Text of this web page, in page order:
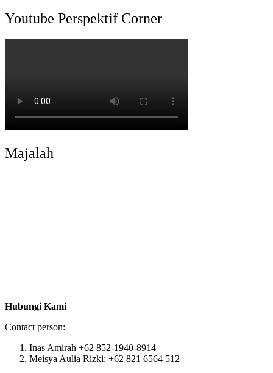
Youtube Perspektif Corner
Majalah
Hubungi Kami
Contact person:
Inas Amirah +62 852-1940-8914
Meisya Aulia Rizki: +62 821 6564 512